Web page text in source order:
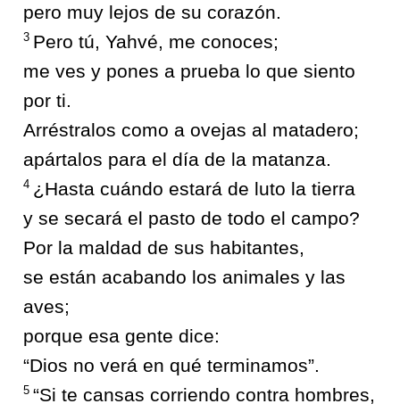
pero muy lejos de su corazón.
3 Pero tú, Yahvé, me conoces;
me ves y pones a prueba lo que siento
por ti.
Arréstralos como a ovejas al matadero;
apártalos para el día de la matanza.
4 ¿Hasta cuándo estará de luto la tierra
y se secará el pasto de todo el campo?
Por la maldad de sus habitantes,
se están acabando los animales y las
aves;
porque esa gente dice:
“Dios no verá en qué terminamos”.
5 “Si te cansas corriendo contra hombres,